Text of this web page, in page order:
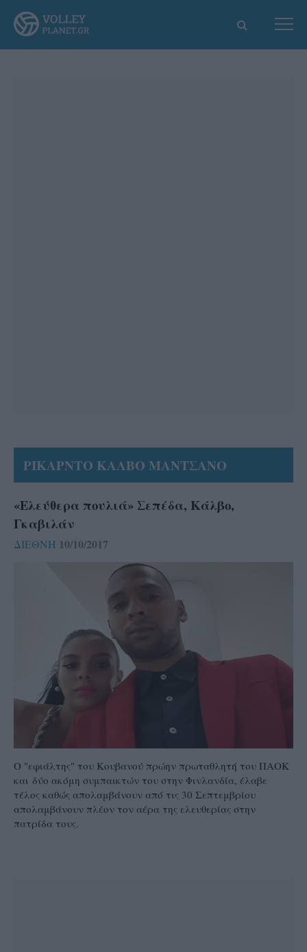
ΡΙΚΑΡΝΤΟ ΚΑΛΒΟ ΜΑΝΤΣΑΝΟ
«Ελεύθερα πουλιά» Σεπέδα, Κάλβο,
Γκαβιλάν
ΔΙΕΘΝΗ 10/10/2017
O "εφιάλτης" του Κουβανού πρώην πρωταθλητή του ΠΑΟΚ
και δύο ακόμη συμπαικτών του στην Φινλανδία, έλαβε
τέλος καθώς απολαμβάνουν από τις 30 Σεπτεμβρίου
απολαμβάνουν πλέον τον αέρα της ελευθερίας στην
πατρίδα τους.